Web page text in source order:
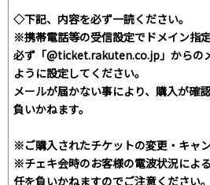
◇下記、内容を必ず一読ください。
※携帯電話等の受信設定でドメイン指
必ず「@ticket.rakuten.co.jp」からの
ように設定してください。
メールが届かない事により、購入が確
負いかねます。
※ご購入されたチケットの変更・キャ
※チェキ会時のお客様の電波状況によ
任を負いかねますのでご注意ください。